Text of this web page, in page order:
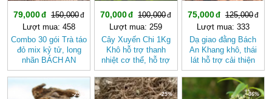
79,000
150,000
Lượt mua: 458
Combo 30 gói Trà táo
đỏ mix kỷ tử, long
nhãn BÁCH AN
KHANG - Trà Thảo
70,000
100,000
Lượt mua: 259
Cây Xuyến Chi 1Kg
Khô hỗ trợ thanh
nhiệt cơ thể, hỗ trợ
tiêu hóa BÁCH AN
KHANG
75,000
125,000
Lượt mua: 333
Dạ giao đằng Bách
An Khang khô, thái
lát hỗ trợ cải thiện
giấc ngủ
-25% -25% -36%